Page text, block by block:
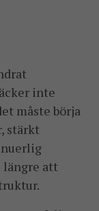
inte
måste börja
stärkt
att